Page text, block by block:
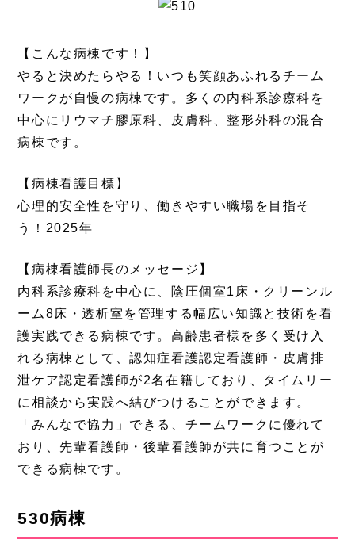
【こんな病棟です！】
やると決めたらやる！いつも笑顔あふれるチーム
ワークが自慢の病棟です。多くの内科系診療科を
中心にリウマチ膠原科、皮膚科、整形外科の混合
病棟です。
【病棟看護目標】
心理的安全性を守り、働きやすい職場を目指そ
う！2025年
【病棟看護師長のメッセージ】
内科系診療科を中心に、陰圧個室1床・クリーンル
ーム8床・透析室を管理する幅広い知識と技術を看
護実践できる病棟です。高齢患者様を多く受け入
れる病棟として、認知症看護認定看護師・皮膚排
泄ケア認定看護師が2名在籍しており、タイムリー
に相談から実践へ結びつけることができます。
「みんなで協力」できる、チームワークに優れて
おり、先輩看護師・後輩看護師が共に育つことが
できる病棟です。
530病棟